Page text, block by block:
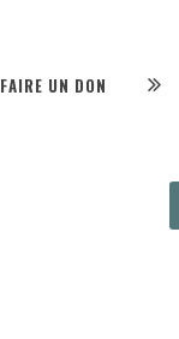
FAIRE UN DON